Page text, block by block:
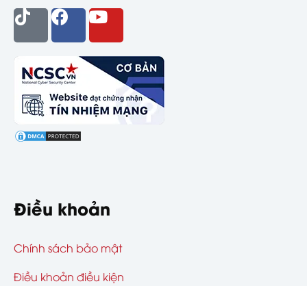
Điều khoản
Chính sách bảo mật
Điều khoản điều kiện